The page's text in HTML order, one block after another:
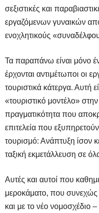
σεξιστικές και
εργαζόμενων γυναικών
ενοχλητικούς
Τα παραπάνω είναι μόνο
έρχονται αντιμέτωποι οι
τουριστικά κάτεργα. Αυτή
«τουριστικό μοντέλο»
πραγματικότητα που
επιτελεία που
τουρισμό: Ανάπτυξη ίσον
ταξική εκμετάλλευση σε
Αυτές και αυτοί που
μεροκάματο, που συνεχώς
και με το νέο νομοσχέδιο